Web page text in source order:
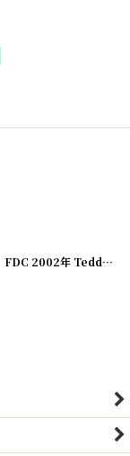
[ FDC 2002年 Teddy Bear ディスプレイページ付き First Day Cover First Day of Issue 初日カバー